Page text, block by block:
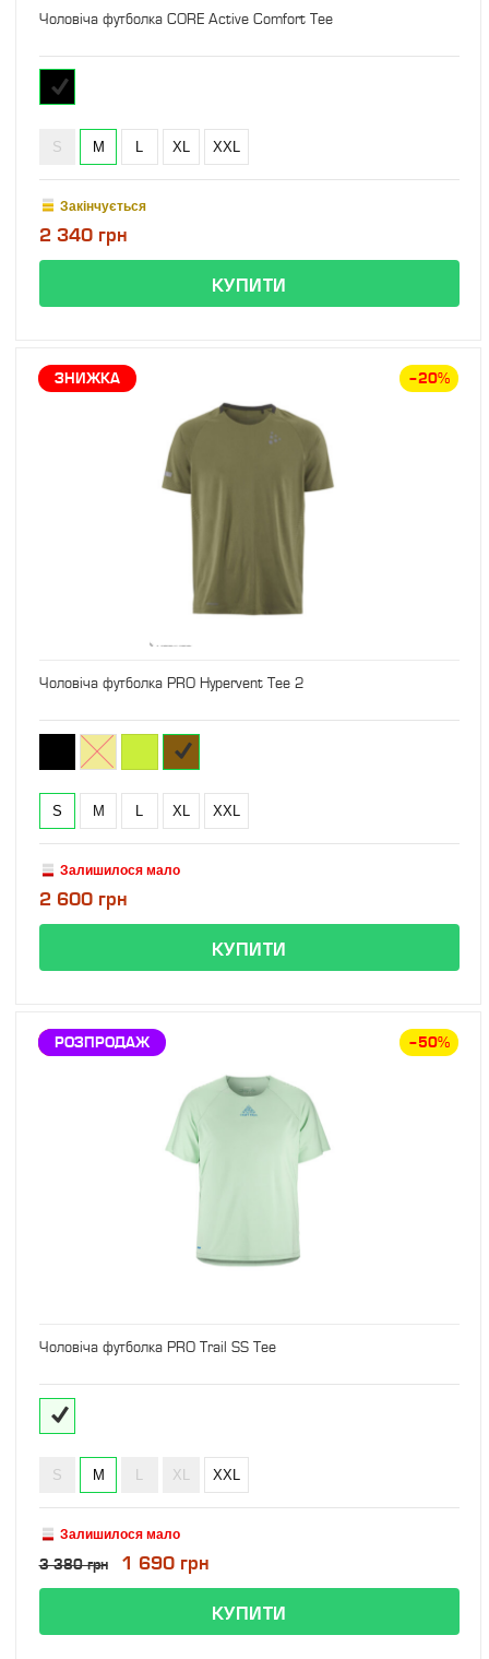
Чоловіча футболка CORE Active Comfort Tee
S M XL XXL
Закінчується
2 340 грн
ЗНИЖКА –20%
Чоловіча футболка PRO Hypervent Tee 2
S M L XL XXL
Залишилося мало
2 600 грн
ЗНИЖКА –50%
РОЗПРОДАЖ
Чоловіча футболка PRO Trail SS Tee
S M L XL XXL
Залишилося мало
3 380 грн 1 690 грн